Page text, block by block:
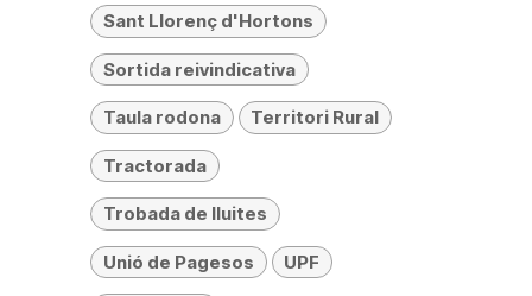
Sant Llorenç d'Hortons
Sortida reivindicativa
Taula rodona Territori Rural
Tractorada
Trobada de lluites
Unió de Pagesos UPF